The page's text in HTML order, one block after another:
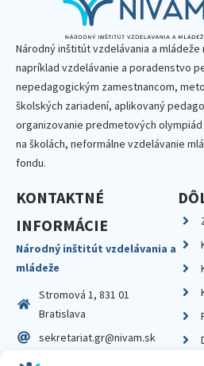
Národný inštitút vzdelávania a
napríklad vzdelávanie a poradenstvo
nepedagogickým zamestnancom,
školských zariadení, aplikovaný
organizovanie predmetových
na školách, neformálne vzdelávanie
fondu.
KONTAKTNÉ
INFORMÁCIE
Národný inštitút vzdelávania a
mládeže
Stromová 1, 831 01
Bratislava
sekretariat.gr@nivam.sk
IČO: 00164348